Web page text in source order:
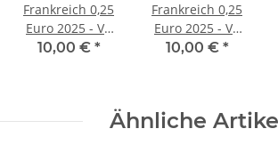
Frankreich 0,25
Euro 2025 - VE
Day -
10,00 € *
Frankreich 0,25
Euro 2025 - VE
Day - Amerika
10,00 € *
Ähnliche